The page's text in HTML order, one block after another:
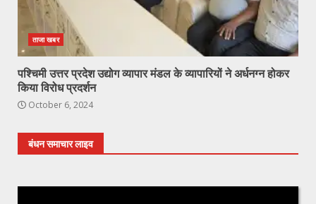
ताजा खबर
पश्चिमी उत्तर प्रदेश उद्योग व्यापार मंडल के व्यापारियों ने अर्धनग्न होकर
किया विरोध प्रदर्शन
October 6, 2024
बंधन समाचार लाइव